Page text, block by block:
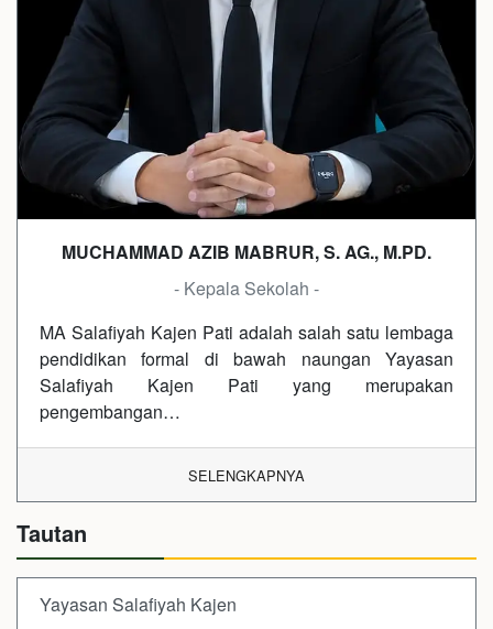
MUCHAMMAD AZIB MABRUR, S. AG., M.PD.
- Kepala Sekolah -
MA Salafiyah Kajen Pati adalah salah satu lembaga
pendidikan formal di bawah naungan Yayasan
Salafiyah Kajen Pati yang merupakan
pengembangan…
SELENGKAPNYA
Tautan
Yayasan Salafiyah Kajen